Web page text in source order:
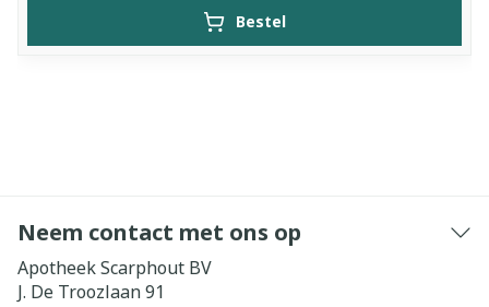
Bestel
Neem contact met ons op
Apotheek Scarphout BV
J. De Troozlaan 91